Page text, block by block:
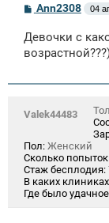
С
б
щ
и
Ann2308 04
Девочки с
Valek44483
Пол: Женский
Сколько
Стаж бесплодия:
В каких
Где было